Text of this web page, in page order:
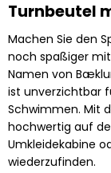
Turnbeutel
Machen Sie den
noch spaßiger
Namen von
ist unverzichtbar
Schwimmen. Mit
hochwertig auf
Umkleidekabine
wiederzufinden.